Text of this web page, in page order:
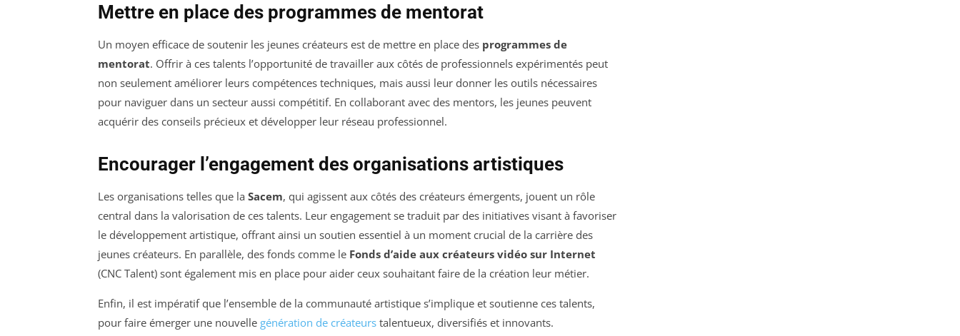
Mettre en place des programmes de mentorat
Un moyen efficace de soutenir les jeunes créateurs est de mettre en place des programmes de
mentorat. Offrir à ces talents l’opportunité de travailler aux côtés de professionnels expérimentés peut
non seulement améliorer leurs compétences techniques, mais aussi leur donner les outils nécessaires
pour naviguer dans un secteur aussi compétitif. En collaborant avec des mentors, les jeunes peuvent
acquérir des conseils précieux et développer leur réseau professionnel.
Encourager l’engagement des organisations artistiques
Les organisations telles que la Sacem, qui agissent aux côtés des créateurs émergents, jouent un rôle
central dans la valorisation de ces talents. Leur engagement se traduit par des initiatives visant à favoriser
le développement artistique, offrant ainsi un soutien essentiel à un moment crucial de la carrière des
jeunes créateurs. En parallèle, des fonds comme le Fonds d’aide aux créateurs vidéo sur Internet
(CNC Talent) sont également mis en place pour aider ceux souhaitant faire de la création leur métier.
Enfin, il est impératif que l’ensemble de la communauté artistique s’implique et soutienne ces talents,
pour faire émerger une nouvelle génération de créateurs talentueux, diversifiés et innovants.